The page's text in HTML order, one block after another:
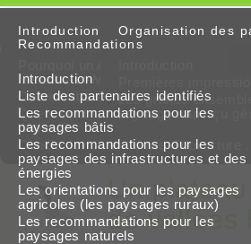
Introduction
Meurthe-et-Moselle ?
Comment a été élaboré l’Atlas ?
Quels sont les intérêts et les limites
l’Atlas ?
Conclusion ... en forme d’ouverture
Organisation des
Les grands
paysage : aperçu
Recommandations
Introduction
Liste des partenaires identifiés
Les recommandations pour les
paysages bâtis
Les recommandations pour les
paysages des infrastructures et des
énergies
Les orientations pour les paysages
agricoles (les paysages ruraux)
Les recommandations pour les
paysages naturels
2 - Le
Un
de vallées